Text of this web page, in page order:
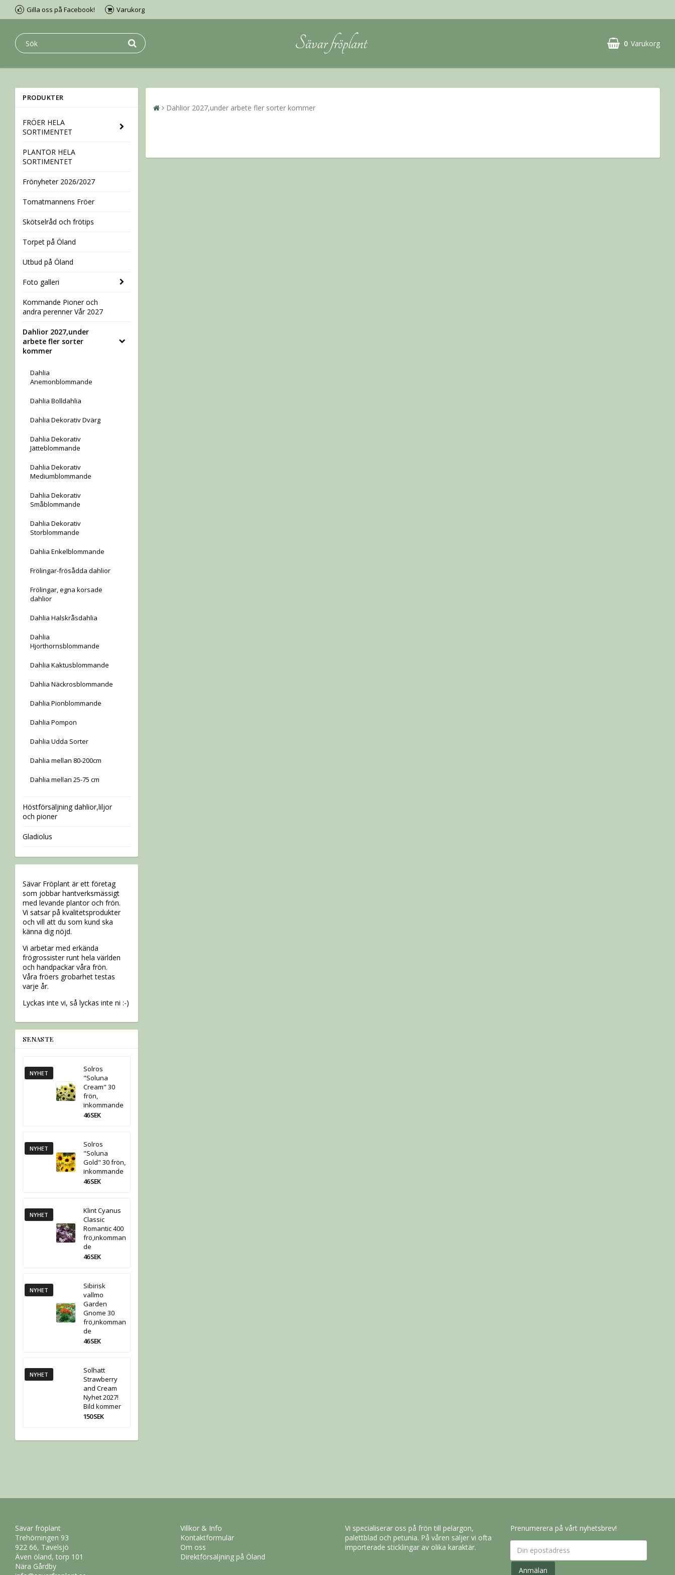
Gilla oss på Facebook! Varukorg
0 Varukorg
PRODUKTER
FRÖER HELA
SORTIMENTET
PLANTOR HELA
SORTIMENTET
Frönyheter 2026/2027
Tomatmannens Fröer
Skötselråd och frötips
Torpet på Öland
Utbud på Öland
Foto galleri
Kommande Pioner och
andra perenner Vår 2027
Dahlior 2027,under
arbete fler sorter
kommer
Dahlia
Anemonblommande
Dahlia Bolldahlia
Dahlia Dekorativ Dvärg
Dahlia Dekorativ
Jätteblommande
Dahlia Dekorativ
Mediumblommande
Dahlia Dekorativ
Småblommande
Dahlia Dekorativ
Storblommande
Dahlia Enkelblommande
Frölingar-frösådda dahlior
Frölingar, egna korsade
dahlior
Dahlia Halskråsdahlia
Dahlia
Hjorthornsblommande
Dahlia Kaktusblommande
Dahlia Näckrosblommande
Dahlia Pionblommande
Dahlia Pompon
Dahlia Udda Sorter
Dahlia mellan 80-200cm
Dahlia mellan 25-75 cm
Höstförsäljning dahlior,liljor
och pioner
Gladiolus
Sävar Fröplant är ett företag
som jobbar hantverksmässigt
med levande plantor och frön.
Vi satsar på kvalitetsprodukter
och vill att du som kund ska
känna dig nöjd.
Vi arbetar med erkända
frögrossister runt hela världen
och handpackar våra frön.
Våra fröers grobarhet testas
varje år.
Lyckas inte vi, så lyckas inte ni :-)
SENASTE
NYHET
Solros
"Soluna
Cream" 30
frön,
inkommande
46 SEK
NYHET
Solros
"Soluna
Gold" 30 frön,
inkommande
46 SEK
NYHET
Klint Cyanus
Classic
Romantic 400
frö,inkomman
de
46 SEK
NYHET
Sibirisk
vallmo
Garden
Gnome 30
frö,inkomman
de
46 SEK
NYHET
Solhatt
Strawberry
and Cream
Nyhet 2027!
Bild kommer
150 SEK
Dahlior 2027,under arbete fler sorter kommer
Sävar fröplant
Trehörningen 93
922 66, Tavelsjö
Även öland, torp 101
Nära Gårdby
Villkor & Info
Kontaktformulär
Om oss
Direktförsäljning på Öland
Vi specialiserar oss på frön till pelargon,
palettblad och petunia. På våren säljer vi ofta
importerade sticklingar av olika karaktär.
Prenumerera på vårt nyhetsbrev!
Anmälan